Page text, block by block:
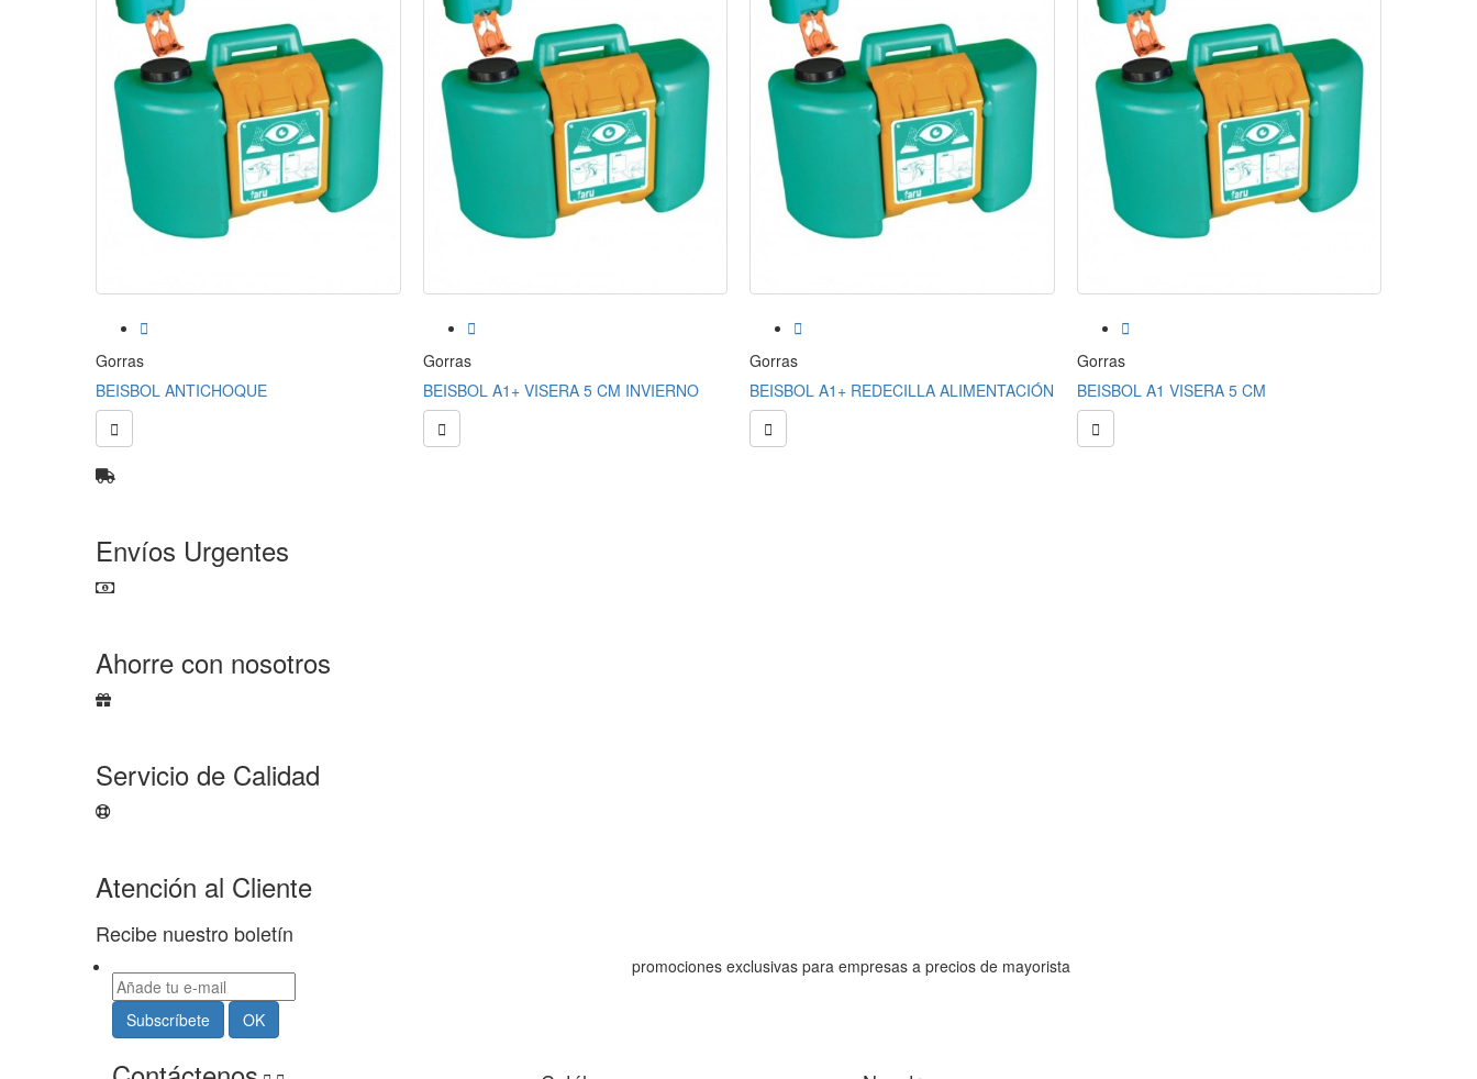

Gorras
BEISBOL ANTICHOQUE


Gorras
BEISBOL A1+ VISERA 5 CM INVIERNO


Gorras
BEISBOL A1+ REDECILLA ALIMENTACIÓN


Gorras
BEISBOL A1 VISERA 5 CM

Envíos Urgentes
Ahorre con nosotros
Servicio de Calidad
Atención al Cliente
Recibe nuestro boletín
promociones exclusivas para empresas a precios de mayorista